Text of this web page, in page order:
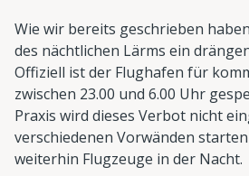
Wie wir bereits geschrieben
des nächtlichen Lärms ein
Offiziell ist der Flughafen für
zwischen 23.00 und 6.00 Uhr
Praxis wird dieses Verbot nicht
verschiedenen Vorwänden
weiterhin Flugzeuge in der Nacht.